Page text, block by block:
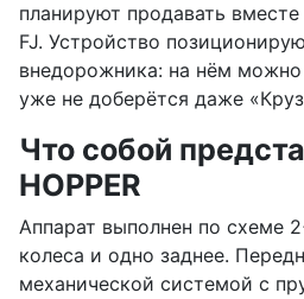
планируют продавать
FJ. Устройство
внедорожника: на нём можно
уже не доберётся даже
Что собой
HOPPER
Аппарат выполнен по схеме
колеса и одно заднее.
механической системой с